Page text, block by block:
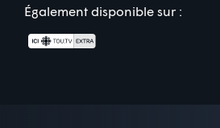
Également disponible sur :